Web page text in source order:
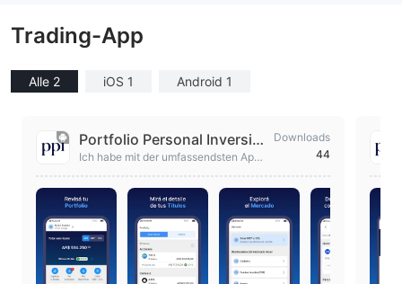
Trading-App
Alle 2 iOS 1 Android 1
Portfolio Personal Inversio
nes
Ich habe mit der umfassendsten App
Downloads
44